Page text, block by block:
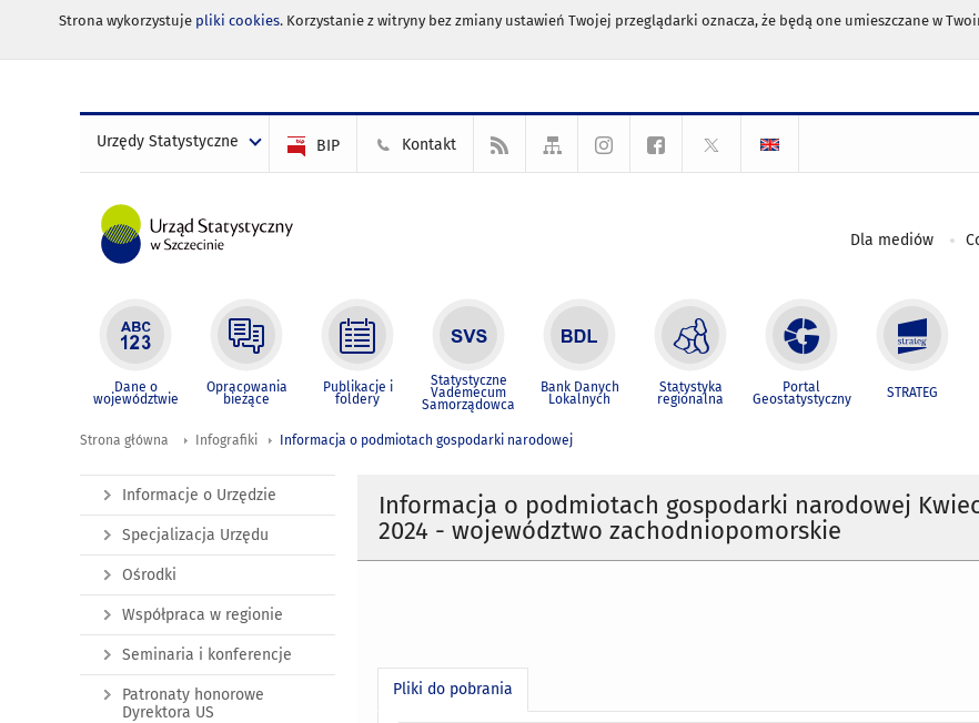
Strona wykorzystuje pliki cookies. Korzystanie z witryny bez zmiany ustawień Twojej przeglądarki oznacza, że będą one umieszczane w
Urzędy Statystyczne BIP Kontakt
Dla mediów
Dane o
województwie
Opracowania
bieżące
Publikacje i
foldery
Statystyczne
Vademecum
Samorządowca
Bank Danych
Lokalnych
Statystyka
regionalna
Portal
Geostatystyczny STRATEG
Strona główna Infografiki Informacja o podmiotach gospodarki narodowej
Informacja o podmiotach gospodarki narodowej
2024 - województwo zachodniopomorskie
Pliki do pobrania
Informacje o Urzędzie
Specjalizacja Urzędu
Ośrodki
Współpraca w regionie
Seminaria i konferencje
Patronaty honorowe
Dyrektora US